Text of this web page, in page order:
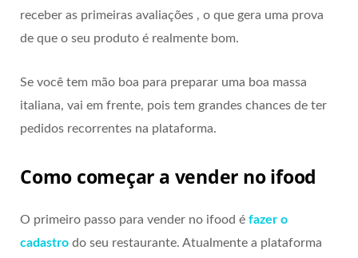
receber as primeiras avaliações , o que gera uma prova
de que o seu produto é realmente bom.
Se você tem mão boa para preparar uma boa massa
italiana, vai em frente, pois tem grandes chances de ter
pedidos recorrentes na plataforma.
Como começar a vender no ifood
O primeiro passo para vender no ifood é fazer o
cadastro do seu restaurante. Atualmente a plataforma